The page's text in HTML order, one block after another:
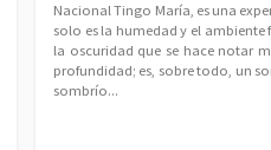
Nacional Tingo María, es una
solo es la humedad y el
la oscuridad que se hace notar
profundidad; es, sobre todo, un
sombrío...